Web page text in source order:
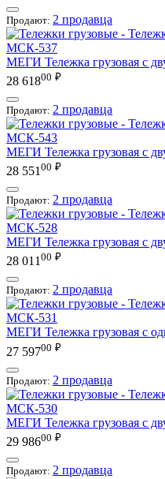
Продают: 2 продавца
МЕГИ Тележка грузовая с
28 61800 ₽
Продают: 2 продавца
МЕГИ Тележка грузовая с
28 551 00 ₽
Продают: 2 продавца
МЕГИ Тележка грузовая с
28 01100 ₽
Продают: 2 продавца
МЕГИ Тележка грузовая с
27 59700 ₽
Продают: 2 продавца
МЕГИ Тележка грузовая с
29 98600 ₽
Продают: 2 продавца